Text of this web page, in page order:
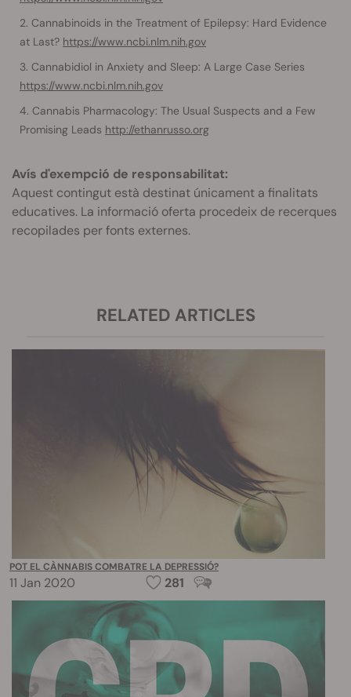
Cannabinoids in the Treatment of Epilepsy: Hard Evidence
at Last? https://www.ncbi.nlm.nih.gov
Cannabidiol in Anxiety and Sleep: A Large Case Series
https://www.ncbi.nlm.nih.gov
Cannabis Pharmacology: The Usual Suspects and a Few
Promising Leads http://ethanrusso.org
Avís d'exempció de responsabilitat:
Aquest contingut està destinat únicament a finalitats
educatives. La informació oferta procedeix de recerques
recopilades per fonts externes.
RELATED ARTICLES
POT EL CÀNNABIS COMBATRE LA DEPRESSIÓ?
11 Jan 2020 281